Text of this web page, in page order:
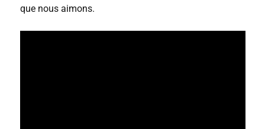
que nous aimons.